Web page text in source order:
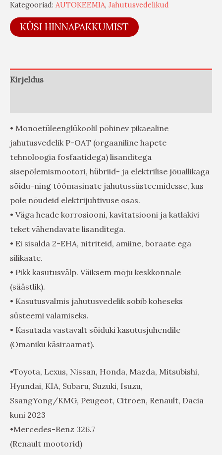
Kategooriad: AUTOKEEMIA, Jahutusvedelikud
KÜSI HINNAPAKKUMIST
Kirjeldus
• Monoetüleenglükoolil põhinev pikaealine
jahutusvedelik P-OAT (orgaaniline hapete
tehnoloogia fosfaatidega) lisanditega
sisepõlemismootori, hübriid- ja elektrilise jõuallikaga
sõidu-ning töömasinate jahutussüsteemidesse, kus
pole nõudeid elektrijuhtivuse osas.
• Väga heade korrosiooni, kavitatsiooni ja katlakivi
teket vähendavate lisanditega.
• Ei sisalda 2-EHA, nitriteid, amiine, boraate ega
silikaate.
• Pikk kasutusvälp. Väiksem mõju keskkonnale
(säästlik).
• Kasutusvalmis jahutusvedelik sobib koheseks
süsteemi valamiseks.
• Kasutada vastavalt sõiduki kasutusjuhendile
(Omaniku käsiraamat).
•Toyota, Lexus, Nissan, Honda, Mazda, Mitsubishi,
Hyundai, KIA, Subaru, Suzuki, Isuzu,
SsangYong/KMG, Peugeot, Citroen, Renault, Dacia
kuni 2023
•Mercedes-Benz 326.7
(Renault mootorid)